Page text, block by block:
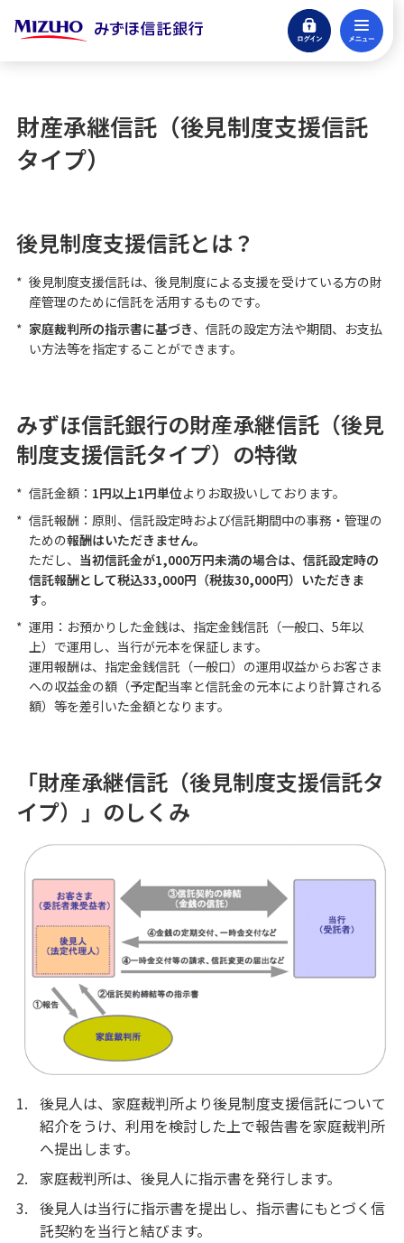
ログイン
閉じる
遺言・遺産整理
みずほ信託銀行の選べる安心信託
生命保険信託（想いの定期便）
財産承継信託（愛称：やすらぎ）
財産承継信託（後見制度支援信託タイプ）
生命保険
スマホ相談窓口
相続手続きのお手伝い
財産を残すために
「相続・遺言」講座
資料請求
借りる
不動産
仲介・コンサルティング
ATM・店舗
みずほ信託銀行について
財産承継信託（後見制度支援信託
タイプ）
後見制度支援信託とは？
* 後見制度支援信託は、後見制度による支援を受けている方の財
産管理のために信託を活用するものです。
* 家庭裁判所の指示書に基づき、信託の設定方法や期間、お支払
い方法等を指定することができます。
みずほ信託銀行の財産承継信託（後見
制度支援信託タイプ）の特徴
* 信託金額： 1円以上1円単位よりお取扱いしております。
* 信託報酬：原則、信託設定時および信託期間中の事務・管理の
ための報酬はいただきません。
ただし、 当初信託金が1,000万円未満の場合は、信託設定時の
信託報酬として税込33,000円（税抜30,000円）いただきま
す。
* 運用：お預かりした金銭は、指定金銭信託（一般口、5年以
上）で運用し、当行が元本を保証します。
運用報酬は、指定金銭信託（一般口）の運用収益からお客さま
への収益金の額（予定配当率と信託金の元本により計算される
額）等を差引いた金額となります。
「財産承継信託（後見制度支援信託タ
イプ）」のしくみ
1. 後見人は、家庭裁判所より後見制度支援信託について
紹介をうけ、利用を検討した上で報告書を家庭裁判所
へ提出します。
2. 家庭裁判所は、後見人に指示書を発行します。
3. 後見人は当行に指示書を提出し、指示書にもとづく信
託契約を当行と結びます。